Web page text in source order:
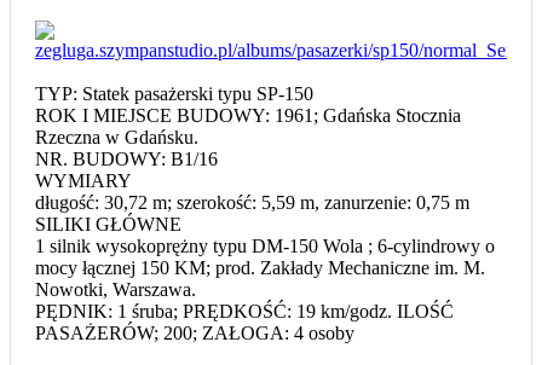
TYP: Statek pasażerski typu SP-150
ROK I MIEJSCE BUDOWY: 1961; Gdańska Stocznia
Rzeczna w Gdańsku.
NR. BUDOWY: B1/16
WYMIARY
długość: 30,72 m; szerokość: 5,59 m, zanurzenie: 0,75 m
SILIKI GŁÓWNE
1 silnik wysokoprężny typu DM-150 Wola ; 6-cylindrowy o
mocy łącznej 150 KM; prod. Zakłady Mechaniczne im. M.
Nowotki, Warszawa.
PĘDNIK: 1 śruba; PRĘDKOŚĆ: 19 km/godz. ILOŚĆ
PASAŻERÓW; 200; ZAŁOGA: 4 osoby